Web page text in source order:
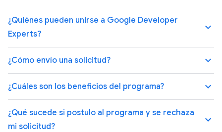
keyboard_arrow_up
¿Quiénes pueden unirse a Google Developer
Experts?
keyboard_arrow_up
¿Cómo envío una solicitud?
keyboard_arrow_up
¿Cuáles son los beneficios del programa?
keyboard_arrow_up
¿Qué sucede si postulo al programa y se rechaza
mi solicitud?